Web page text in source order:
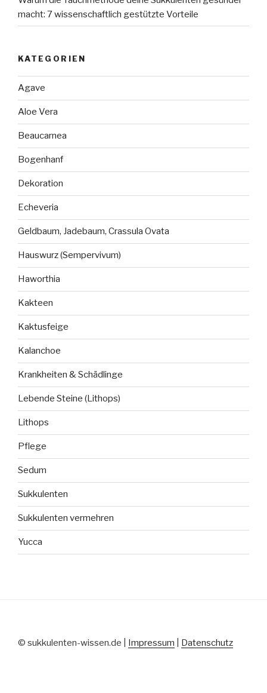
macht: 7 wissenschaftlich gestützte Vorteile
KATEGORIEN
Agave
Aloe Vera
Beaucarnea
Bogenhanf
Dekoration
Echeveria
Geldbaum, Jadebaum, Crassula Ovata
Hauswurz (Sempervivum)
Haworthia
Kakteen
Kaktusfeige
Kalanchoe
Krankheiten & Schädlinge
Lebende Steine (Lithops)
Lithops
Pflege
Sedum
Sukkulenten
Sukkulenten vermehren
Yucca
© sukkulenten-wissen.de | Impressum Datenschutz